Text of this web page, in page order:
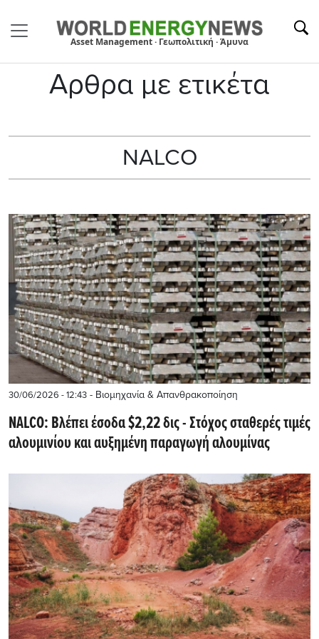
Asset Management · Γεωπολιτική · Άμυνα
Αρθρα με ετικέτα
NALCO
30/06/2026 - 12:43 - Βιομηχανία & Απανθρακοποίηση
NALCO: Βλέπει έσοδα $2,22 δις - Στόχος σταθερές τιμές
αλουμινίου και αυξημένη παραγωγή αλουμίνας